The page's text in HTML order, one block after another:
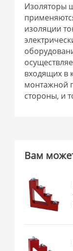
Изоляторы
изоляции
входящих в
монтажной
стороны, и
Вам